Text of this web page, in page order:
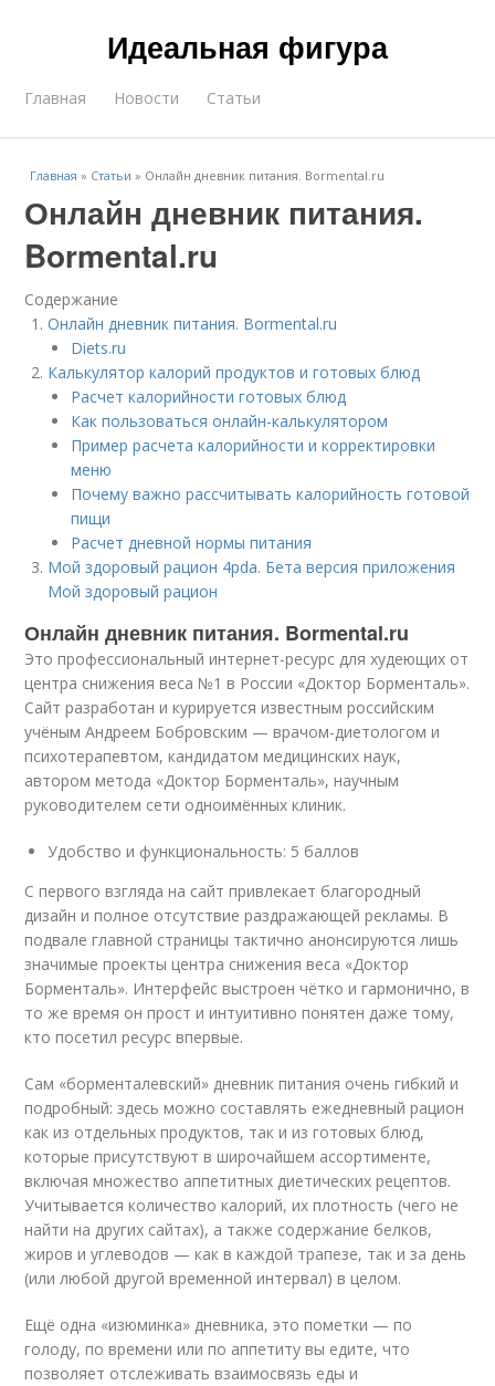
Идеальная фигура
Главная Новости Статьи
Главная » Статьи » Онлайн дневник питания. Bormental.ru
Онлайн дневник питания.
Bormental.ru
Содержание
Онлайн дневник питания. Bormental.ru
Diets.ru
Калькулятор калорий продуктов и готовых блюд
Расчет калорийности готовых блюд
Как пользоваться онлайн-калькулятором
Пример расчета калорийности и корректировки
меню
Почему важно рассчитывать калорийность готовой
пищи
Расчет дневной нормы питания
Мой здоровый рацион 4pda. Бета версия приложения
Мой здоровый рацион
Онлайн дневник питания. Bormental.ru
Это профессиональный интернет-ресурс для худеющих от
центра снижения веса №1 в России «Доктор Борменталь».
Сайт разработан и курируется известным российским
учёным Андреем Бобровским — врачом-диетологом и
психотерапевтом, кандидатом медицинских наук,
автором метода «Доктор Борменталь», научным
руководителем сети одноимённых клиник.
Удобство и функциональность: 5 баллов
С первого взгляда на сайт привлекает благородный
дизайн и полное отсутствие раздражающей рекламы. В
подвале главной страницы тактично анонсируются лишь
значимые проекты центра снижения веса «Доктор
Борменталь». Интерфейс выстроен чётко и гармонично, в
то же время он прост и интуитивно понятен даже тому,
кто посетил ресурс впервые.
Сам «борменталевский» дневник питания очень гибкий и
подробный: здесь можно составлять ежедневный рацион
как из отдельных продуктов, так и из готовых блюд,
которые присутствуют в широчайшем ассортименте,
включая множество аппетитных диетических рецептов.
Учитывается количество калорий, их плотность (чего не
найти на других сайтах), а также содержание белков,
жиров и углеводов — как в каждой трапезе, так и за день
(или любой другой временной интервал) в целом.
Ещё одна «изюминка» дневника, это пометки — по
голоду, по времени или по аппетиту вы едите, что
позволяет отслеживать взаимосвязь еды и